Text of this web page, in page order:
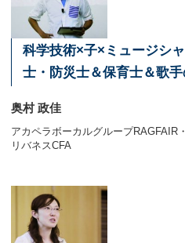
科学技術×子×ミュージシ
士・防災士＆保育士＆歌
奥村 政佳
アカペラボーカルグループRAGFAIR
リバネスCFA